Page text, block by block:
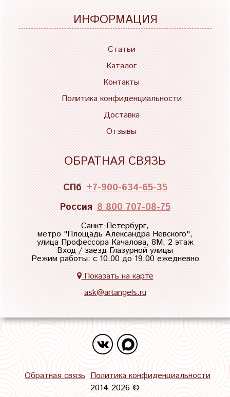
ИНФОРМАЦИЯ
Статьи
Каталог
Контакты
Политика конфиденциальности
Доставка
Отзывы
ОБРАТНАЯ СВЯЗЬ
СПб +7-900-634-65-35
Россия 8 800 707-08-75
Санкт-Петербург,
метро "Площадь Александра Невского",
улица Профессора Качалова, 8М, 2 этаж
Вход / заезд Глазурной улицы
Режим работы: с 10.00 до 19.00 ежедневно
Показать на карте
ask@artangels.ru
Обратная связь Политика конфиденциальности
2014-2026 ©